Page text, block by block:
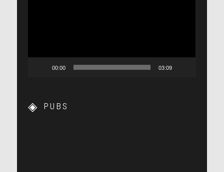
00:00 03:09
PUBS